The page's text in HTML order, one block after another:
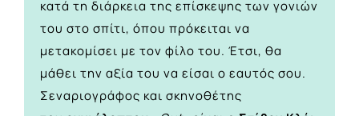
κατά τη διάρκεια της επίσκεψης των γονιών
του στο σπίτι, όπου πρόκειται να
μετακομίσει με τον φίλο του. Έτσι, θα
μάθει την αξία του να είσαι ο εαυτός σου.
Σεναριογράφος και σκηνοθέτης